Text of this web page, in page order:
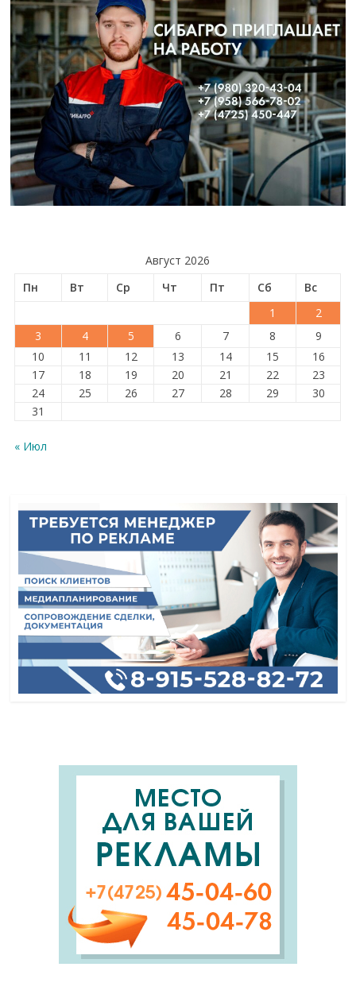
Август 2026
Пн
Вт Ср Чт Пт Сб
Вс
1
2
3
4 5 6 7 8
9
10
11 12 13 14 15
16
17
18 19 20 21 22
23
24
25 26 27 28 29
30
31
« Июл